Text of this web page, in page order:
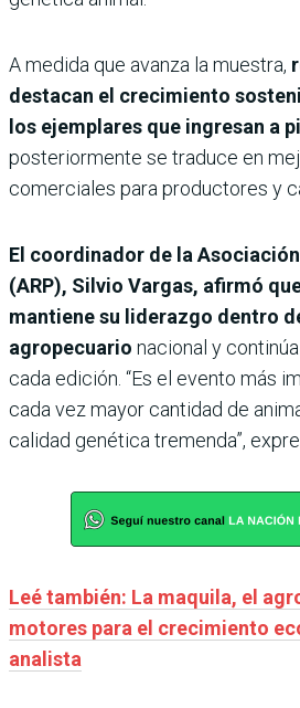
A medida que avanza la muestra,
destacan el crecimiento
los ejemplares que ingresan a
posteriormente se traduce en
comerciales para productores y
El coordinador de la
(ARP), Silvio Vargas, afirmó
mantiene su liderazgo dentro
agropecuario nacional y
cada edición. “Es el evento más
cada vez mayor cantidad de
calidad genética tremenda”,
Leé también: La maquila, el
motores para el crecimiento
analista